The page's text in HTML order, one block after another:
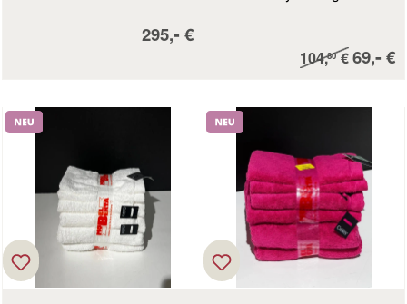
Verkaufspreis:
295,- €
Regulärer Preis:
104,80€69,- €